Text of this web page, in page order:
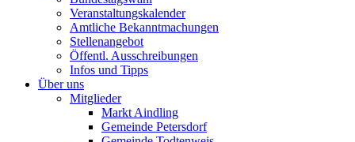
Veranstaltungskalender
Amtliche Bekanntmachungen
Stellenangebot
Öffentl. Ausschreibungen
Infos und Tipps
Über uns
Mitglieder
Markt Aindling
Gemeinde Petersdorf